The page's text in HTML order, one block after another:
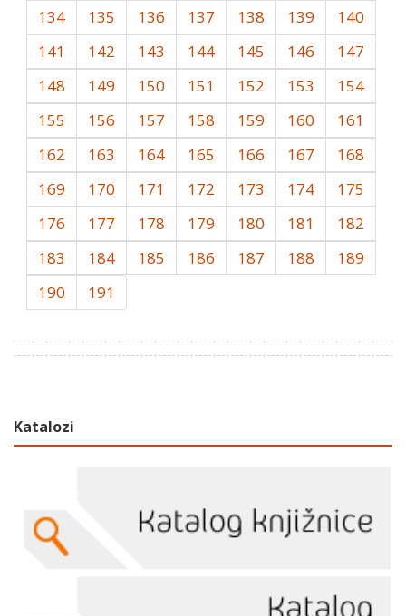
134
135 136 137 138 139
140
141
142 143 144 145 146
147
148
149 150 151 152 153
154
155
156 157 158 159 160
161
162
163 164 165 166 167
168
169
170 171 172 173 174
175
176
177 178 179 180 181
182
183
184 185 186 187 188
189
190
191
Katalozi